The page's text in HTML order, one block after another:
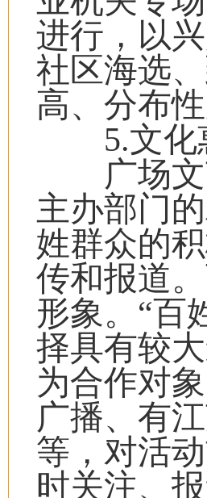
进行，以
社区海选
高、分布性
5.文化惠
广场文
主办部门
姓群众的
传和报道
形象。“百
择具有较
为合作对
广播、有
等，对活
时关注、